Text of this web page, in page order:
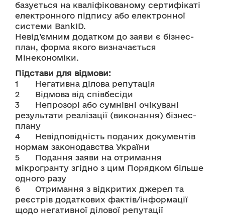
базується на кваліфікованому сертифікаті
електронного підпису або електронної
системи BankID.
Невід’ємним додатком до заяви є бізнес-
план, форма якого визначається
Мінекономіки.
Підстави для відмови:
1	Негативна ділова репутація
2	Відмова від співбесіди
3	Непрозорі або сумнівні очікувані
результати реалізації (виконання) бізнес-
плану
4	Невідповідність поданих документів
нормам законодавства України
5	Подання заяви на отримання
мікрогранту згідно з цим Порядком більше
одного разу
6	Отримання з відкритих джерел та
реєстрів додаткових фактів/інформації
щодо негативної ділової репутації